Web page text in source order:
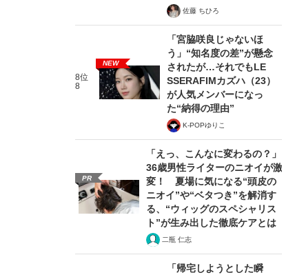
佐藤 ちひろ
8位
8
NEW
「宮脇咲良じゃないほ
う」“知名度の差”が懸念
されたが…それでもLE
SSERAFIMカズハ（23）
が人気メンバーになっ
た“納得の理由”
K-POPゆりこ
PR
「えっ、こんなに変わるの？」
36歳男性ライターのニオイが激
変！ 夏場に気になる“頭皮の
ニオイ”や“ベタつき”を解消す
る、“ウィッグのスペシャリス
ト”が生み出した徹底ケアとは
二瓶 仁志
「帰宅しようとした瞬